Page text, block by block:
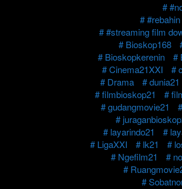
#streaming film
Bioskop168
Bioskopkerenin
Cinema21XXI
Drama
dunia21
filmbioskop21
gudangmovie21
layarindo21
LigaXXI
lk21
Ngefilm21